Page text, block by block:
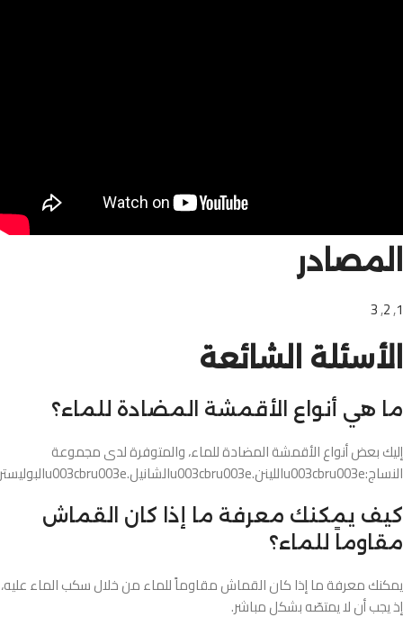
المصادر
1
,
2
,
3
الأسئلة الشائعة
ما هي أنواع الأقمشة المضادة للماء؟
إليك بعض أنواع الأقمشة المضادة للماء، والمتوفرة لدى مجموعة
النساج:u003cbru003eاللينن.u003cbru003eالشانيل.u003cbru003eالبوليستر.u003cbru003eالجوبلان.u003cbru003eالمخمل.
كيف يمكنك معرفة ما إذا كان القماش
مقاوماً للماء؟
يمكنك معرفة ما إذا كان القماش مقاوماً للماء من خلال سكب الماء عليه،
إذ يجب أن لا يمتصّه بشكل مباشر.